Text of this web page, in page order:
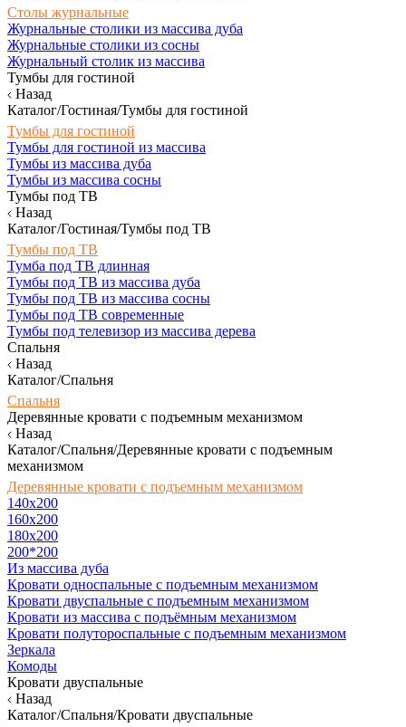
Столы журнальные
Журнальные столики из массива дуба
Журнальные столики из сосны
Журнальный столик из массива
Тумбы для гостиной
Назад
Каталог/Гостиная/Тумбы для гостиной
Тумбы для гостиной
Тумбы для гостиной из массива
Тумбы из массива дуба
Тумбы из массива сосны
Тумбы под ТВ
Назад
Каталог/Гостиная/Тумбы под ТВ
Тумбы под ТВ
Тумба под ТВ длинная
Тумбы под ТВ из массива дуба
Тумбы под ТВ из массива сосны
Тумбы под ТВ современные
Тумбы под телевизор из массива дерева
Спальня
Назад
Каталог/Спальня
Спальня
Деревянные кровати с подъемным механизмом
Назад
Каталог/Спальня/Деревянные кровати с подъемным
механизмом
Деревянные кровати с подъемным механизмом
140x200
160х200
180х200
200*200
Из массива дуба
Кровати односпальные с подъемным механизмом
Кровати двуспальные с подъемным механизмом
Кровати из массива с подъёмным механизмом
Кровати полутороспальные с подъемным механизмом
Зеркала
Комоды
Кровати двуспальные
Назад
Каталог/Спальня/Кровати двуспальные